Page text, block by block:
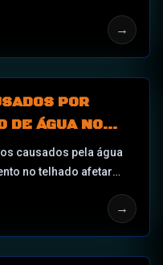
Cloud e Central
→
POR
DE ÁGUA NO
causados pela água
no telhado afetar
elétricas ou
→